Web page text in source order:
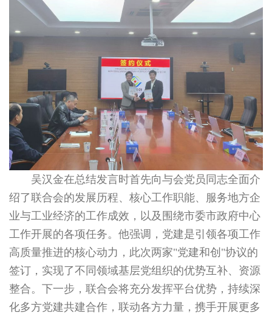
吴汉金在总结发言时首先向与会党员同志全面介
绍了联合会的发展历程、核心工作职能、服务地方企
业与工业经济的工作成效，以及围绕市委市政府中心
工作开展的各项任务。他强调，党建是引领各项工作
高质量推进的核心动力，此次两家"党建和创"协议的
签订，实现了不同领域基层党组织的优势互补、资源
整合。下一步，联合会将充分发挥平台优势，持续深
化多方党建共建合作，联动各方力量，携手开展更多